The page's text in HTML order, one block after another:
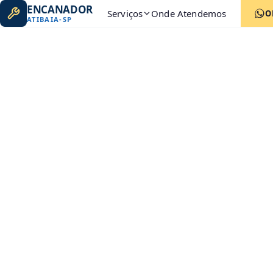
ENCANADOR
ATIBAIA-SP Serviços Onde Atendemos